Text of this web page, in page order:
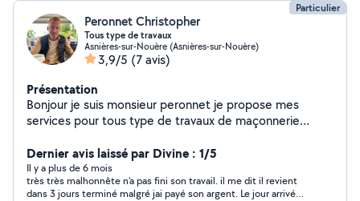
Particulier
Peronnet Christopher
Tous type de travaux
Asnières-sur-Nouère (Asnières-sur-Nouère)
3,9/5 (7 avis)
Présentation
Bonjour je suis monsieur peronnet je propose mes
services pour tous type de travaux de maçonnerie
contacter cordialement
Dernier avis laissé par Divine : 1/5
Il y a plus de 6 mois
très très malhonnête n'a pas fini son travail. il me dit il revient
dans 3 jours terminé malgré jai payé son argent. Le jour arrivé